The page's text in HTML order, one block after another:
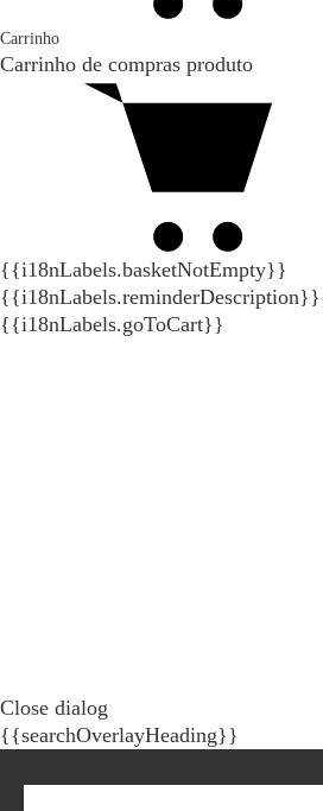
Carrinho
Carrinho de compras produto
{{i18nLabels.basketNotEmpty}}
{{i18nLabels.reminderDescription}}
{{i18nLabels.goToCart}}
Close dialog
{{searchOverlayHeading}}